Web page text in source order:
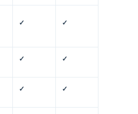
✓ ✓
✓ ✓
✓ ✓